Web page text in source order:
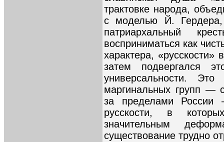
трактовке народа,
с моделью Й. Гердера,
патриархальный
восприниматься как
характера,
затем подвергался
универсальности.
маргинальных групп —
за пределами России
русскости, в
значительным
существование трудно